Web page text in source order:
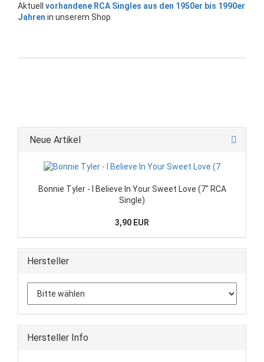
Aktuell vorhandene RCA Singles aus den 1950er bis 1990er
Jahren in unserem Shop
Neue Artikel
Bonnie Tyler - I Believe In Your Sweet Love (7" RCA
Single)
3,90 EUR
Hersteller
Hersteller Info